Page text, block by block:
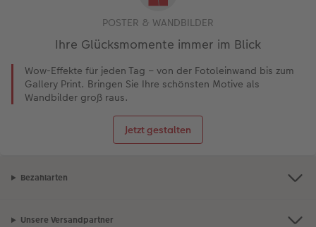
POSTER & WANDBILDER
Ihre Glücksmomente immer im Blick
Wow-Effekte für jeden Tag – von der Fotoleinwand bis zum
Gallery Print. Bringen Sie Ihre schönsten Motive als
Wandbilder groß raus.
Jetzt gestalten
Bezahlarten
Unsere Versandpartner